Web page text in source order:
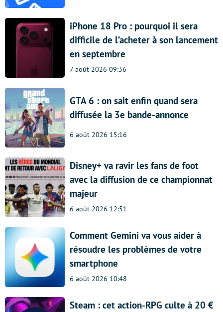
iPhone 18 Pro : pourquoi il sera
difficile de l’acheter à son lancement
en septembre
7 août 2026 09:36
GTA 6 : on sait enfin quand sera
diffusée la 3e bande-annonce
6 août 2026 15:16
Disney+ va ravir les fans de foot
avec la diffusion de ce championnat
majeur
6 août 2026 12:51
Comment Gemini va vous aider à
résoudre les problèmes de votre
smartphone
6 août 2026 10:48
Steam : cet action-RPG culte à 20 €